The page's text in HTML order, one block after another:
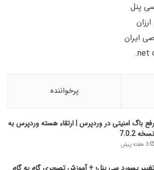
پنل
ایران
پرخواننده
رفع باگ امنیتی در وردپرس | ارتقاء هسته وردپرس به
نسخه 7.0.2
3 هفته پیش